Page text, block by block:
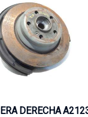
DERECHA